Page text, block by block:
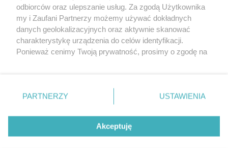
REKLAMA WSPÓŁPRACA RSS FACEBOOK KONTAKT
Nasze serwisy
Aktualności
Tcz24
Historia miasta
Muzyka i kultura
Archiwum wydarzeń
Zdjęcia miasta
odbiorców oraz ulepszanie usług. Za zgodą Użytkownika
my i Zaufani Partnerzy możemy używać dokładnych
danych geolokalizacyjnych oraz aktywnie skanować
charakterystykę urządzenia do celów identyfikacji.
Ponieważ cenimy Twoją prywatność, prosimy o zgodę na
znajdujący się w lewym dolnym rogu strony
. Niektóre
przetwarzaniu. Preferencje będą miały zastosowania tylko
PARTNERZY USTAWIENIA
Akceptuję